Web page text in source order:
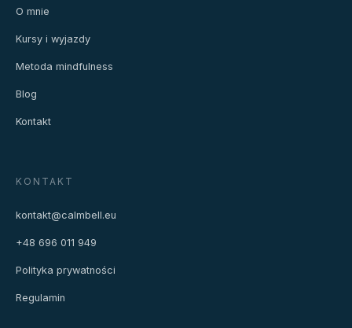
O mnie
Kursy i wyjazdy
Metoda mindfulness
Blog
Kontakt
KONTAKT
kontakt@calmbell.eu
+48 696 011 949
Polityka prywatności
Regulamin